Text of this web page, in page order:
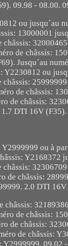
09.98 - 08.00.
ou jusqu´au
13000001
de châssis:
Jusqu´au
ou
de châssis:
de châssis:
DTI 16V (F35).
ou à
Y2168372
de châssis:
2.0 DTI
châssis:
de châssis:
de châssis:
de châssis:
Y2999999. 09.02